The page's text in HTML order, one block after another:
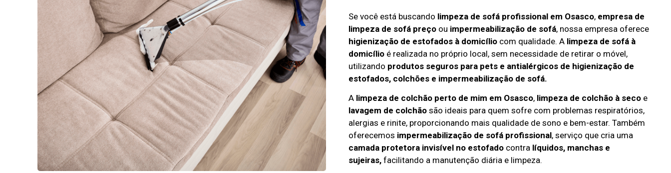
Se você está buscando limpeza de sofá profissional em Osasco, empresa de
limpeza de sofá preçoou impermeabilização de sofá, nossa empresa oferece
higienização de estofados à domicíliocom qualidade. A limpeza de sofá à
domicílioé realizada no próprio local, sem necessidade de retirar o móvel,
utilizando produtos seguros para pets e antialérgicos de higienização de
estofados, colchões e impermeabilização de sofá.
A limpeza de colchão perto de mim em Osasco, limpeza de colchão à secoe
lavagem de colchãosão ideais para quem sofre com problemas respiratórios,
alergias e rinite, proporcionando mais qualidade de sono e bem-estar. Também
oferecemos impermeabilização de sofá profissional, serviço que cria uma
camada protetora invisível no estofadocontra líquidos, manchas e
sujeiras,facilitando a manutenção diária e limpeza.